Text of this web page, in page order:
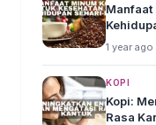
Manfaat
1 year ago
KOPI
Kopi:
Rasa